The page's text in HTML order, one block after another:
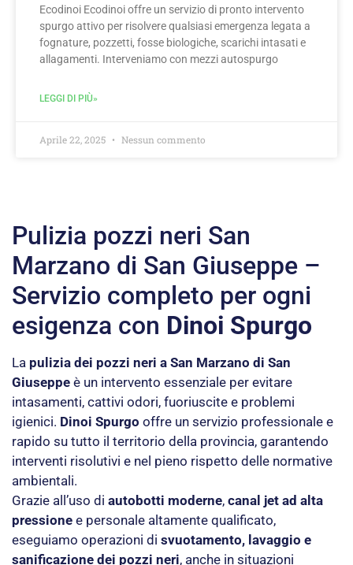
Ecodinoi Ecodinoi offre un servizio di pronto intervento
spurgo attivo per risolvere qualsiasi emergenza legata a
fognature, pozzetti, fosse biologiche, scarichi intasati e
allagamenti. Interveniamo con mezzi autospurgo
LEGGI DI PIÙ»
Aprile 22, 2025 Nessun commento
Pulizia pozzi neri San
Marzano di San Giuseppe –
Servizio completo per ogni
esigenza con Dinoi Spurgo
La pulizia dei pozzi neri a San Marzano di San
Giuseppe è un intervento essenziale per evitare
intasamenti, cattivi odori, fuoriuscite e problemi
igienici. Dinoi Spurgo offre un servizio professionale e
rapido su tutto il territorio della provincia, garantendo
interventi risolutivi e nel pieno rispetto delle normative
ambientali.
Grazie all’uso di autobotti moderne, canal jet ad alta
pressione e personale altamente qualificato,
eseguiamo operazioni di svuotamento, lavaggio e
sanificazione dei pozzi neri, anche in situazioni